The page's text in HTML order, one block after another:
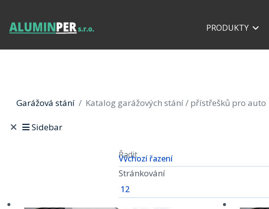
PRODUKTY
Garážová stání Katalog garážových stání / přístřešků pro auto
Sidebar
Řadit
Stránkování